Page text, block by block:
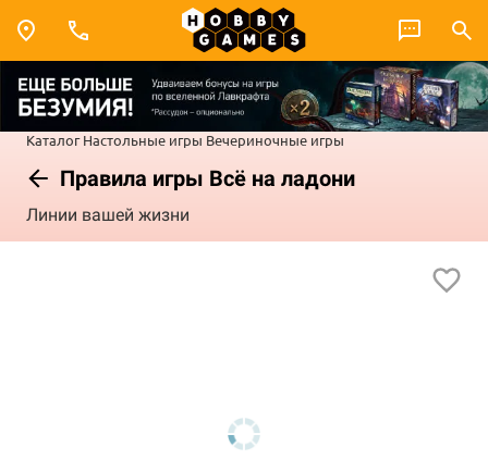
Каталог Настольные игры Вечериночные игры
Правила игры Всё на ладони
Линии вашей жизни